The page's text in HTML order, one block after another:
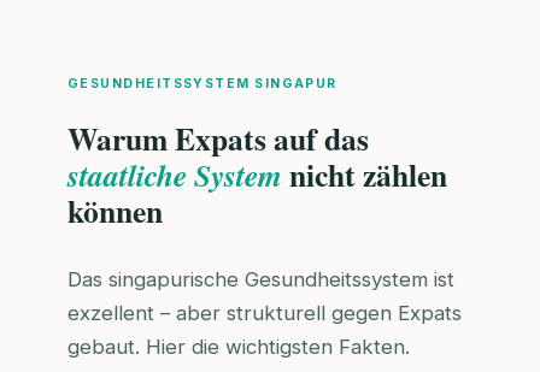
GESUNDHEITSSYSTEM SINGAPUR
Warum Expats auf das
staatliche Systemnicht zählen
können
Das singapurische Gesundheitssystem ist
exzellent – aber strukturell gegen Expats
gebaut. Hier die wichtigsten Fakten.